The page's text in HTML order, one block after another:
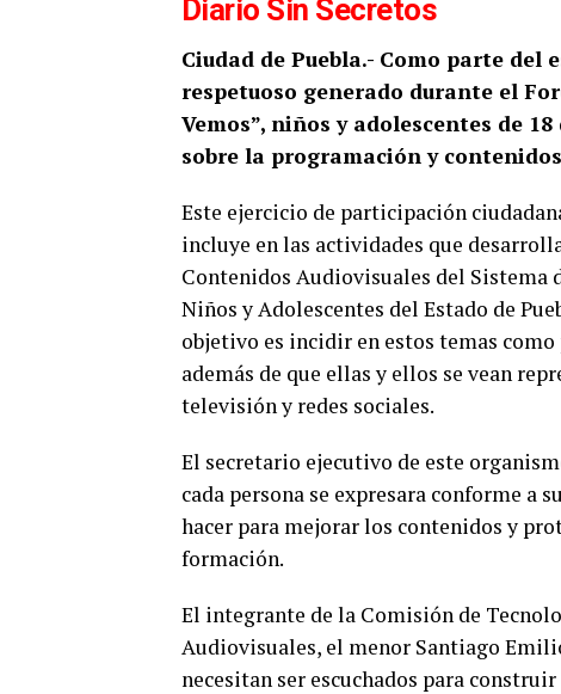
Diario Sin Secretos
Ciudad de Puebla.- Como parte
respetuoso generado durante el
Vemos”, niños y adolescentes de
sobre la programación y
Este ejercicio de participación
incluye en las actividades que
Contenidos Audiovisuales del Sistema
Niños y Adolescentes del Estado de
objetivo es incidir en estos temas
además de que ellas y ellos se vean
televisión y redes sociales.
El secretario ejecutivo de este
cada persona se expresara conforme a
hacer para mejorar los contenidos y
formación.
El integrante de la Comisión de
Audiovisuales, el menor Santiago
necesitan ser escuchados para